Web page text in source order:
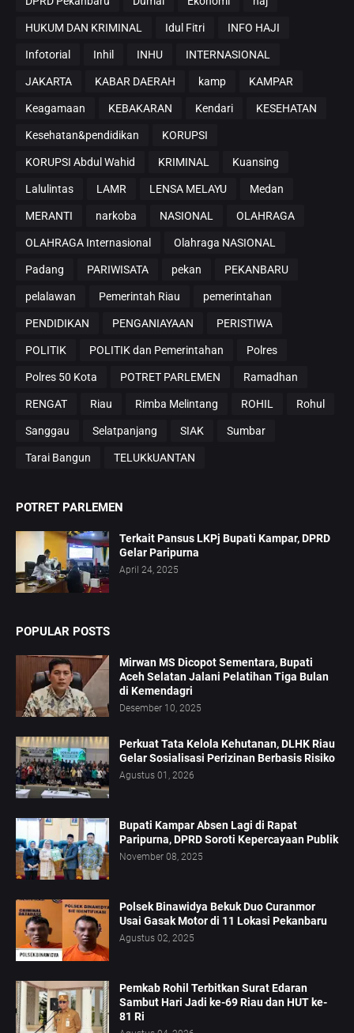
HUKUM DAN KRIMINAL Idul Fitri INFO HAJI
Infotorial Inhil INHU INTERNASIONAL
JAKARTA KABAR DAERAH kamp KAMPAR
Keagamaan KEBAKARAN Kendari KESEHATAN
Kesehatan&pendidikan KORUPSI
KORUPSI Abdul Wahid KRIMINAL Kuansing
Lalulintas LAMR LENSA MELAYU Medan
MERANTI narkoba NASIONAL OLAHRAGA
OLAHRAGA Internasional Olahraga NASIONAL
Padang PARIWISATA pekan PEKANBARU
pelalawan Pemerintah Riau pemerintahan
PENDIDIKAN PENGANIAYAAN PERISTIWA
POLITIK POLITIK dan Pemerintahan Polres
Polres 50 Kota POTRET PARLEMEN Ramadhan
RENGAT Riau Rimba Melintang ROHIL Rohul
Sanggau Selatpanjang SIAK Sumbar
Tarai Bangun TELUKkUANTAN
POTRET PARLEMEN
Terkait Pansus LKPj Bupati Kampar, DPRD
Gelar Paripurna
April 24, 2025
POPULAR POSTS
Mirwan MS Dicopot Sementara, Bupati
Aceh Selatan Jalani Pelatihan Tiga Bulan
di Kemendagri
Desember 10, 2025
Perkuat Tata Kelola Kehutanan, DLHK Riau
Gelar Sosialisasi Perizinan Berbasis Risiko
Agustus 01, 2026
Bupati Kampar Absen Lagi di Rapat
Paripurna, DPRD Soroti Kepercayaan Publik
November 08, 2025
Polsek Binawidya Bekuk Duo Curanmor
Usai Gasak Motor di 11 Lokasi Pekanbaru
Agustus 02, 2025
Pemkab Rohil Terbitkan Surat Edaran
Sambut Hari Jadi ke-69 Riau dan HUT ke-
81 Ri